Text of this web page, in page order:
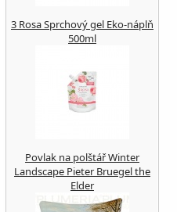
3 Rosa Sprchový gel Eko-náplň
500ml
Povlak na polštář Winter
Landscape Pieter Bruegel the
Elder